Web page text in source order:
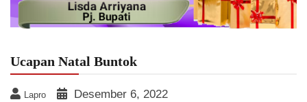
Ucapan Natal Buntok
Lapro Desember 6, 2022